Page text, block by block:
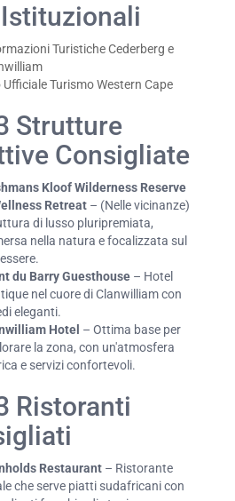
Turistiche Cederberg e
Ufficiale Turismo Western Cape
Strutture
Consigliate
Kloof Wilderness Reserve
Retreat – (Nelle vicinanze)
di lusso pluripremiata,
nella natura e focalizzata sul
du Barry Guesthouse – Hotel
nel cuore di Clanwilliam con
eleganti.
Hotel – Ottima base per
la zona, con un'atmosfera
e servizi confortevoli.
Ristoranti
Restaurant – Ristorante
che serve piatti sudafricani con